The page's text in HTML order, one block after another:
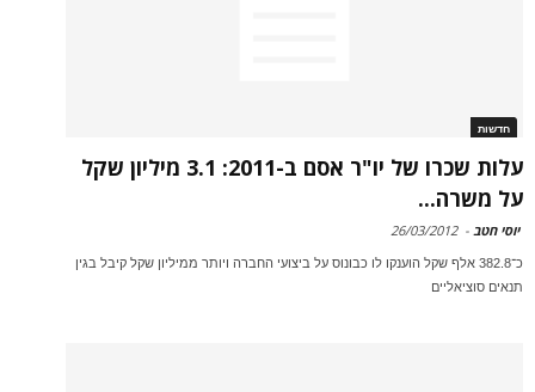
חדשות
עלות שכרו של יו"ר אסם ב-2011: 3.1 מיליון שקל
על משרה...
יוסי חטב -
26/03/2012
כ־382.8 אלף שקל הוענקו לו כבונוס על ביצועי החברה ויותר ממיליון שקל קיבל בגין
תנאים סוציאליים